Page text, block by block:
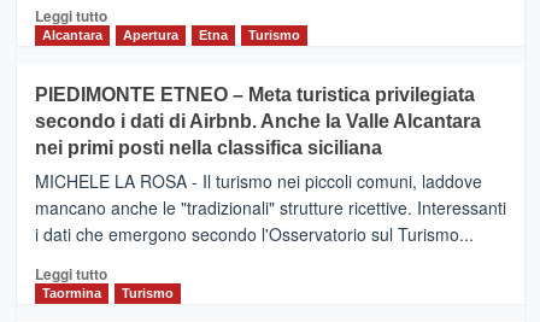
Leggi tuttoLeggi
CATANIA
–
Inaugurato
il
nuovo
collegamento
tra
e
Zanzibar
Alcantara Apertura Etna Turismo
PIEDIMONTE ETNEO – Meta turistica privilegiata
secondo i dati di Airbnb. Anche la Valle Alcantara
nei primi posti nella classifica siciliana
MICHELE LA ROSA - Il turismo nei piccoli comuni, laddove
mancano anche le "tradizionali" strutture ricettive. Interessanti
i dati che emergono secondo l'Osservatorio sul Turismo...
Leggi tuttoLeggi
Taormina Turismo